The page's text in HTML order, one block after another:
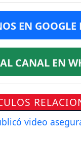
EN GOOGLE
CANAL EN